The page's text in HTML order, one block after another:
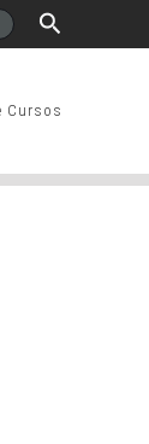
Buscar
Cursos